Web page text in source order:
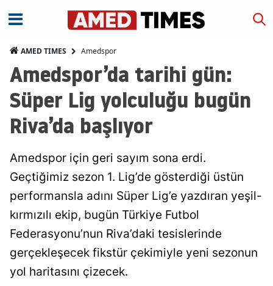
AMED TIMES Amedspor
Amedspor’da tarihi gün:
Süper Lig yolculuğu bugün
Riva’da başlıyor
Amedspor için geri sayım sona erdi.
Geçtiğimiz sezon 1. Lig’de gösterdiği üstün
performansla adını Süper Lig’e yazdıran yeşil-
kırmızılı ekip, bugün Türkiye Futbol
Federasyonu’nun Riva’daki tesislerinde
gerçekleşecek fikstür çekimiyle yeni sezonun
yol haritasını çizecek.